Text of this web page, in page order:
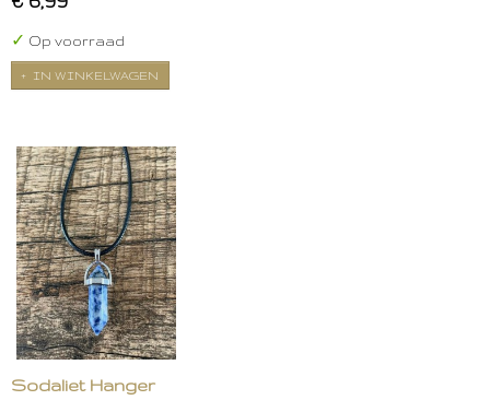
✓ Op voorraad
IN WINKELWAGEN
Sodaliet Hanger